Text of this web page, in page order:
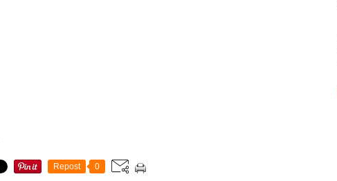
Repost 0